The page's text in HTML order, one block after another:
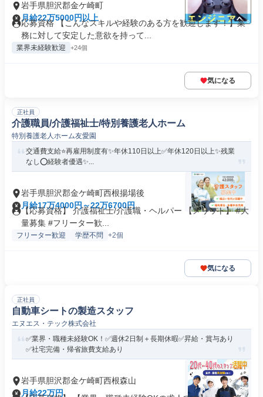
岩手県胆沢郡金ケ崎町
月給22万5000円以上
応募資格 【こんなスキルや経験のある方を歓迎します！】業
務に対して安定した意欲を持って...
業界未経験歓迎 +24個
気になる
正社員
介護職員/介護福祉士/特別養護老人ホーム
特別養護老人ホーム友愛園
交通費支給⭐️再雇用制度有✨年休110日以上✅️年休120日以上✨残業
なし⭕️経験者優遇✨...
岩手県胆沢郡金ケ崎町西根揚場後
月給17万4000円～22万6700円
【応募資格】 介護福祉士/介護職・ヘルパー 【メリット】 #大
量募集 #フリーター歓...
フリーター歓迎 学歴不問 +2個
気になる
正社員
自動車シートの製造スタッフ
エヌエス・テック株式会社
✅業界・職種未経験OK！✅週休2日制＋長期休暇✅昇給・賞与あり
✅社宅完備・帰省旅費支給あり
岩手県胆沢郡金ケ崎町西根森山
月給22万円